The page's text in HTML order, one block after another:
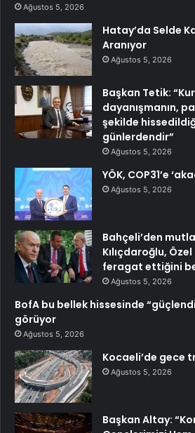
Ağustos 5, 2026
Hatay’da Selde
Aranıyor
Ağustos 5, 2026
Başkan Tetik:
dayanışmanın,
şekilde
günlerdendir”
Ağustos 5, 2026
YÖK, COP31’e
Ağustos 5, 2026
Bahçeli’den
Kılıçdaroğlu,
feragat ettiğini
Ağustos 5, 2026
BofA bu bellek hissesinde
görüyor
Ağustos 5, 2026
Kocaeli’de gece
Ağustos 5, 2026
Başkan Altay: